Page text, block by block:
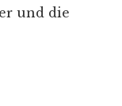
und die